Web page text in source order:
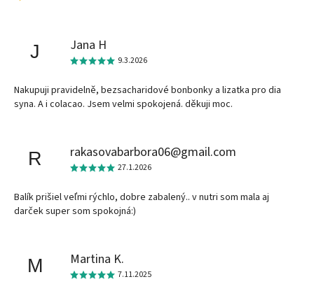
J Jana H
9.3.2026
Nakupuji pravidelně, bezsacharidové bonbonky a lizatka pro dia
syna. A i colacao. Jsem velmi spokojená. děkuji moc.
R rakasovabarbora06@gmail.com
27.1.2026
Balík prišiel veľmi rýchlo, dobre zabalený.. v nutri som mala aj
darček super som spokojná:)
M Martina K.
7.11.2025